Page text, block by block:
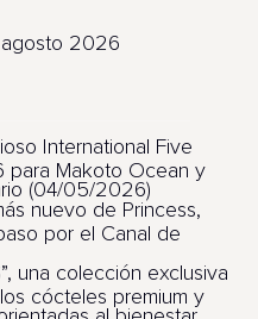
agosto 2026
International Five
para Makoto Ocean y
(04/05/2026)
nuevo de Princess,
por el Canal de
una colección exclusiva
cócteles premium y